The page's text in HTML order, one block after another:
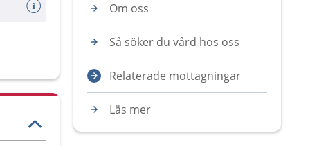
Om oss
Så söker du vård hos oss
Relaterade mottagningar
Läs mer